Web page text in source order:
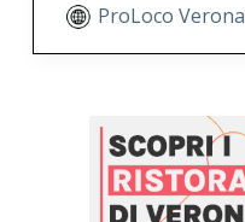
ProLoco Verona